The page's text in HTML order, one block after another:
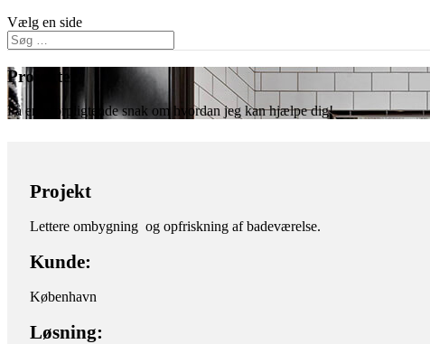
Vælg en side
Projekter
Få en uforpligtende snak om hvordan jeg kan hjælpe dig!
Projekt
Lettere ombygning og opfriskning af badeværelse.
Kunde:
København
Løsning: